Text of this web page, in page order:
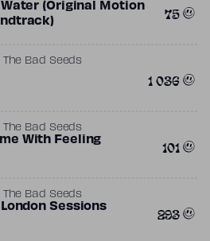
Water (Original Motion
75
The Bad Seeds
1 036
The Bad Seeds
With Feeling 101
The Bad Seeds
London Sessions 293